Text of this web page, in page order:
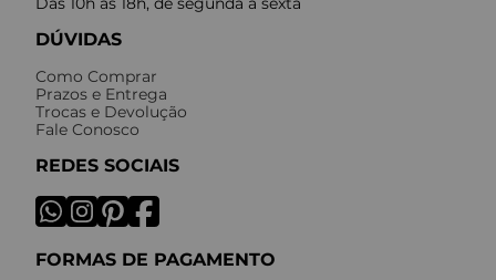
DÚVIDAS
Como Comprar
Prazos e Entrega
Trocas e Devolução
Fale Conosco
REDES SOCIAIS
FORMAS DE PAGAMENTO